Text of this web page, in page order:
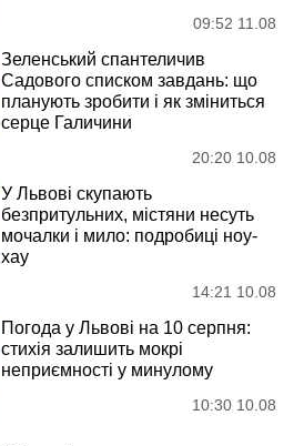
09:52 11.08
Зеленський спантеличив
Садового списком завдань: що
планують зробити і як зміниться
серце Галичини
20:20 10.08
У Львові скупають
безпритульних, містяни несуть
мочалки і мило: подробиці ноу-
хау
14:21 10.08
Погода у Львові на 10 серпня:
стихія залишить мокрі
неприємності у минулому
10:30 10.08